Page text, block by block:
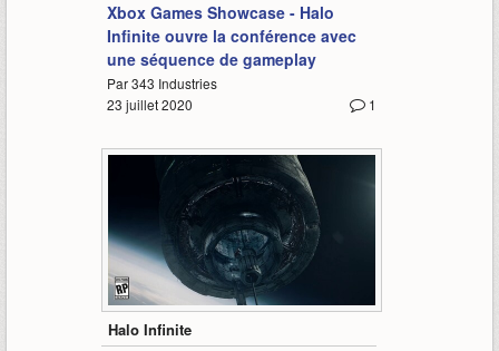
Xbox Games Showcase - Halo
Infinite ouvre la conférence avec
une séquence de gameplay
Par 343 Industries
1
23 juillet 2020
Halo Infinite